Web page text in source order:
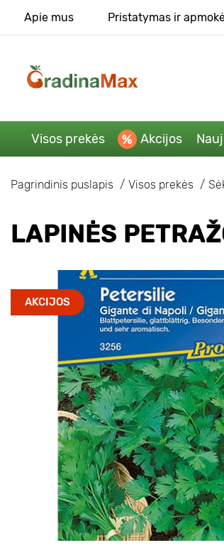
Apie mus Pristatymas ir
Visos prekės Akcijos
Pagrindinis puslapis Visos prekės
LAPINĖS
AKCIJOS